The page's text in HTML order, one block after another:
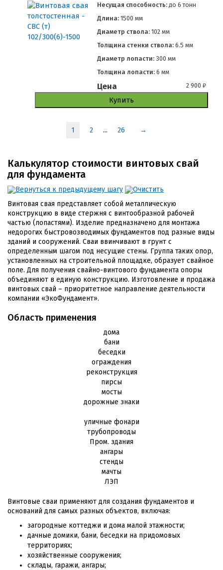
Несущая способность: до 6 тонн
Длина:1500 мм
Диаметр ствола:102 мм
Толщина стенки ствола:6.5 мм
Диаметр лопасти:300 мм
Толщина лопасти:6 мм
Цена 2 900₽
Купить
1 2 ... 26 →
Калькулятор стоимости винтовых свай
для фундамента
Вернуться к предыдущему шагу
Очистить
Винтовая свая представляет собой металлическую
конструкцию в виде стержня с винтообразной рабочей
частью (лопастями). Изделие предназначено для монтажа
недорогих быстровозводимых фундаментов под разные виды
зданий и сооружений. Сваи ввинчивают в грунт с
определенным шагом под несущие стены. Группа таких опор,
установленных на строительной площадке, образует свайное
поле. Для получения свайно-винтового фундамента опоры
объединяют в единую конструкцию. Изготовление и продажа
винтовых свай – приоритетное направление деятельности
компании «ЭкоФундамент».
Область применения
дома
бани
беседки
ограждения
реконструкция
пирсы
мосты
дорожные знаки
уличные фонари
трубопроводы
Пром. здания
ангары
стенды
мачты
ЛЭП
Винтовые сваи применяют для создания фундаментов и
оснований для самых разных объектов, включая:
загородные коттеджи и дома малой этажности;
дачные домики, бани, беседки на придомовых
территориях;
хозяйственные сооружения;
склады, гаражи, ангары;